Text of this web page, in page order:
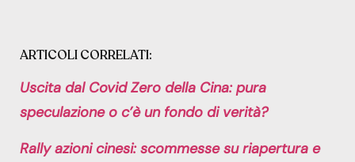
ARTICOLI CORRELATI:
Uscita dal Covid Zero della Cina: pura
speculazione o c’è un fondo di verità?
Rally azioni cinesi: scommesse su riapertura e